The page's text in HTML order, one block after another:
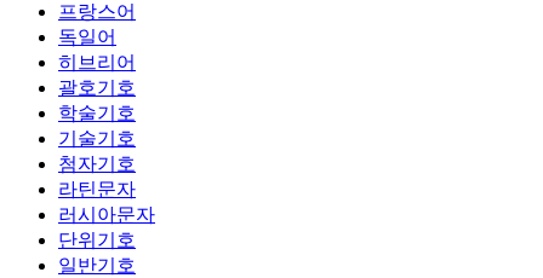
프랑스어
독일어
히브리어
괄호기호
학술기호
기술기호
첨자기호
라틴문자
러시아문자
단위기호
일반기호